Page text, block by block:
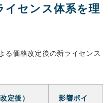
イセンス体系を理
る価格改定後の新ライセンス
定後）
影響ポイ